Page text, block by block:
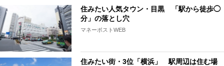
住みたい人気タウン・目黒 「駅から徒歩◯
分」の落とし穴
マネーポストWEB
住みたい街・3位「横浜」 駅周辺は住む場